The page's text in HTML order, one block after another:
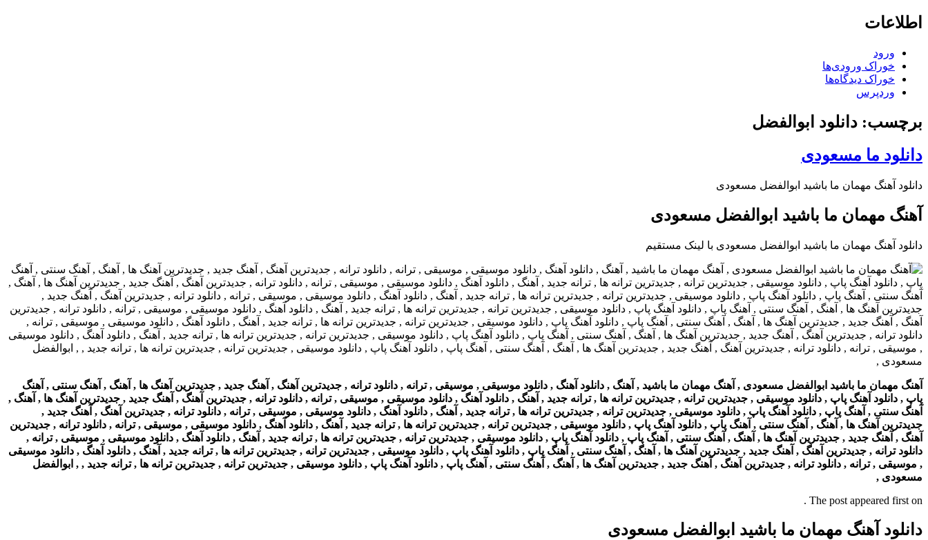
اطلاعات
ورود
خوراک ورودی‌ها
خوراک دیدگاه‌ها
وردپرس
برچسب: دانلود ابوالفضل
دانلود ما مسعودی
دانلود آهنگ مهمان ما باشید ابوالفضل مسعودی
آهنگ مهمان ما باشید ابوالفضل مسعودی
دانلود آهنگ مهمان ما باشید ابوالفضل مسعودی با لینک مستقیم
آهنگ مهمان ما باشید ابوالفضل مسعودی , آهنگ مهمان ما باشید , آهنگ , دانلود آهنگ , دانلود موسیقی , موسیقی , ترانه , دانلود ترانه , جدیدترین آهنگ , آهنگ جدید , جدیدترین آهنگ ها , آهنگ , آهنگ سنتی , آهنگ
پاپ , دانلود آهنگ پاپ , دانلود موسیقی , جدیدترین ترانه , جدیدترین ترانه ها , ترانه جدید , آهنگ , دانلود آهنگ , دانلود موسیقی , موسیقی , ترانه , دانلود ترانه , جدیدترین آهنگ , آهنگ جدید , جدیدترین آهنگ ها , آهنگ ,
آهنگ سنتی , آهنگ پاپ , دانلود آهنگ پاپ , دانلود موسیقی , جدیدترین ترانه , جدیدترین ترانه ها , ترانه جدید , آهنگ , دانلود آهنگ , دانلود موسیقی , موسیقی , ترانه , دانلود ترانه , جدیدترین آهنگ , آهنگ جدید ,
جدیدترین آهنگ ها , آهنگ , آهنگ سنتی , آهنگ پاپ , دانلود آهنگ پاپ , دانلود موسیقی , جدیدترین ترانه , جدیدترین ترانه ها , ترانه جدید , آهنگ , دانلود آهنگ , دانلود موسیقی , موسیقی , ترانه , دانلود ترانه , جدیدترین
آهنگ , آهنگ جدید , جدیدترین آهنگ ها , آهنگ , آهنگ سنتی , آهنگ پاپ , دانلود آهنگ پاپ , دانلود موسیقی , جدیدترین ترانه , جدیدترین ترانه ها , ترانه جدید , آهنگ , دانلود آهنگ , دانلود موسیقی , موسیقی , ترانه ,
دانلود ترانه , جدیدترین آهنگ , آهنگ جدید , جدیدترین آهنگ ها , آهنگ , آهنگ سنتی , آهنگ پاپ , دانلود آهنگ پاپ , دانلود موسیقی , جدیدترین ترانه , جدیدترین ترانه ها , ترانه جدید , آهنگ , دانلود آهنگ , دانلود موسیقی
, موسیقی , ترانه , دانلود ترانه , جدیدترین آهنگ , آهنگ جدید , جدیدترین آهنگ ها , آهنگ , آهنگ سنتی , آهنگ پاپ , دانلود آهنگ پاپ , دانلود موسیقی , جدیدترین ترانه , جدیدترین ترانه ها , ترانه جدید , , ابوالفضل
مسعودی ,
The post appeared first on .
دانلود آهنگ مهمان ما باشید ابوالفضل مسعودی